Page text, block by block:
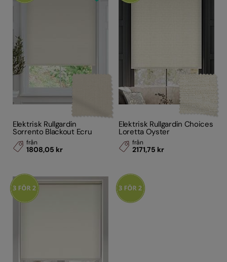
Elektrisk Rullgardin
Sorrento Blackout Ecru
från
1808,05 kr
Elektrisk Rullgardin Choices
Loretta Oyster
från
2171,75 kr